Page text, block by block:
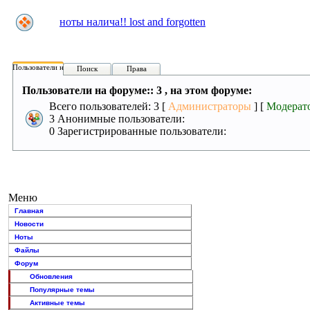
ноты налича!! lost and forgotten
Пользователи на форуме:
Поиск Права
Пользователи на форуме:: 3 , на этом форуме:
Всего пользователей: 3 [ Администраторы ] [
3 Анонимные пользователи:
0 Зарегистрированные пользователи:
Меню
Главная
Новости
Ноты
Файлы
Форум
Обновления
Популярные темы
Активные темы